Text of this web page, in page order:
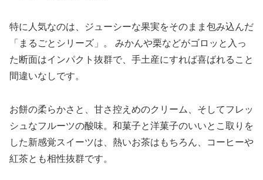
特に人気なのは、ジューシーな果実をそのまま包み込んだ
「まるごとシリーズ」。 みかんや栗などがゴロッと入っ
た断面はインパクト抜群で、手土産にすれば喜ばれること
間違いなしです。
お餅の柔らかさと、甘さ控えめのクリーム、そしてフレッ
シュなフルーツの酸味。和菓子と洋菓子のいいとこ取りを
した新感覚スイーツは、熱いお茶はもちろん、コーヒーや
紅茶とも相性抜群です。